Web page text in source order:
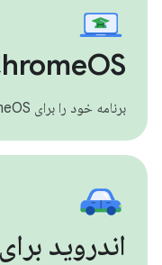
برنامه خود را برای ChromeOS بسازید و بهینه کنید.
اندروید